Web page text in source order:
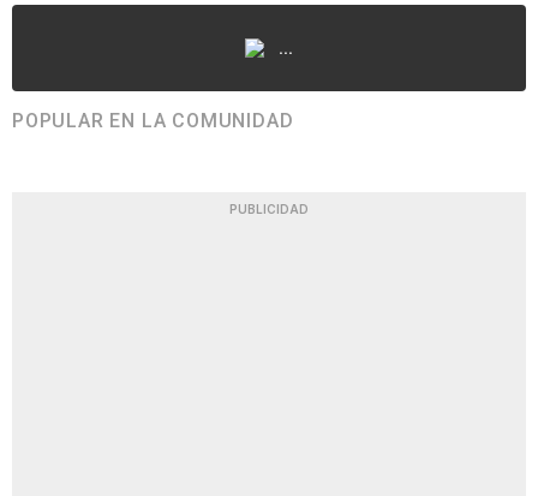
...
POPULAR EN LA COMUNIDAD
PUBLICIDAD